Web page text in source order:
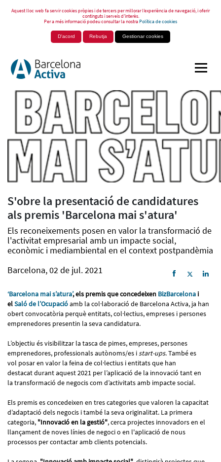
Aquest lloc web fa servir cookies pròpies i de tercers per millorar l’experiència de navegació, i oferir
continguts i serveis d’interès.
Per a més informació podeu consultar la nostraPolítica de cookies
D'acord Rebutja Gestionar cookies
S'obre la presentació de candidatures
als premis 'Barcelona mai s'atura'
Els reconeixements posen en valor la transformació de
l'activitat empresarial amb un impacte social,
econòmic i mediambiental en el context postpandèmia
Barcelona, 02 de jul. 2021
‘Barcelona mai s’atura’, els premis que concedeixen BizBarcelona i
elSaló de l’Ocupacióamb la col·laboració de Barcelona Activa, ja han
obert convocatòria perquè entitats, col·lectius, empreses i persones
emprenedores presentin la seva candidatura.
L’objectiu és visibilitzar la tasca de pimes, empreses, persones
emprenedores, professionals autònoms/es i start-ups. També es
vol posar en valor la feina de col·lectius i entitats que han
destacat durant aquest 2021 per l’aplicació de la innovació tant en
la transformació de negocis com d’activitats amb impacte social.
Els premis es concedeixen en tres categories que valoren la capacitat
d’adaptació dels negocis i també la seva originalitat. La primera
categoria, "Innovació en la gestió", cerca projectes innovadors en el
llançament de noves línies de negoci o en l'aplicació de nous
processos per contactar amb clients potencials.